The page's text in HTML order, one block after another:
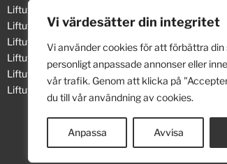
Vi värdesätter din integritet
Vi använder cookies för att förbättra din
personligt anpassade annonser eller
vår trafik. Genom att klicka på
du till vår användning av cookies.
Anpassa Avvisa
Liftuthyrning - Västerås
Liftuthyrning - Stockholm Söder
Liftuthyrning - Stockholm Norr
Liftuthyrning - Uppsala
Liftuthyrning - Gävle
Liftuthyrning - Skellefteå